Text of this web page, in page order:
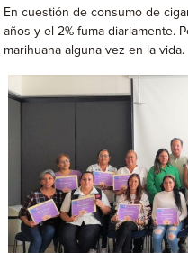
En cuestión de consumo de
años y el 2% fuma diariamente.
marihuana alguna vez en la vida.